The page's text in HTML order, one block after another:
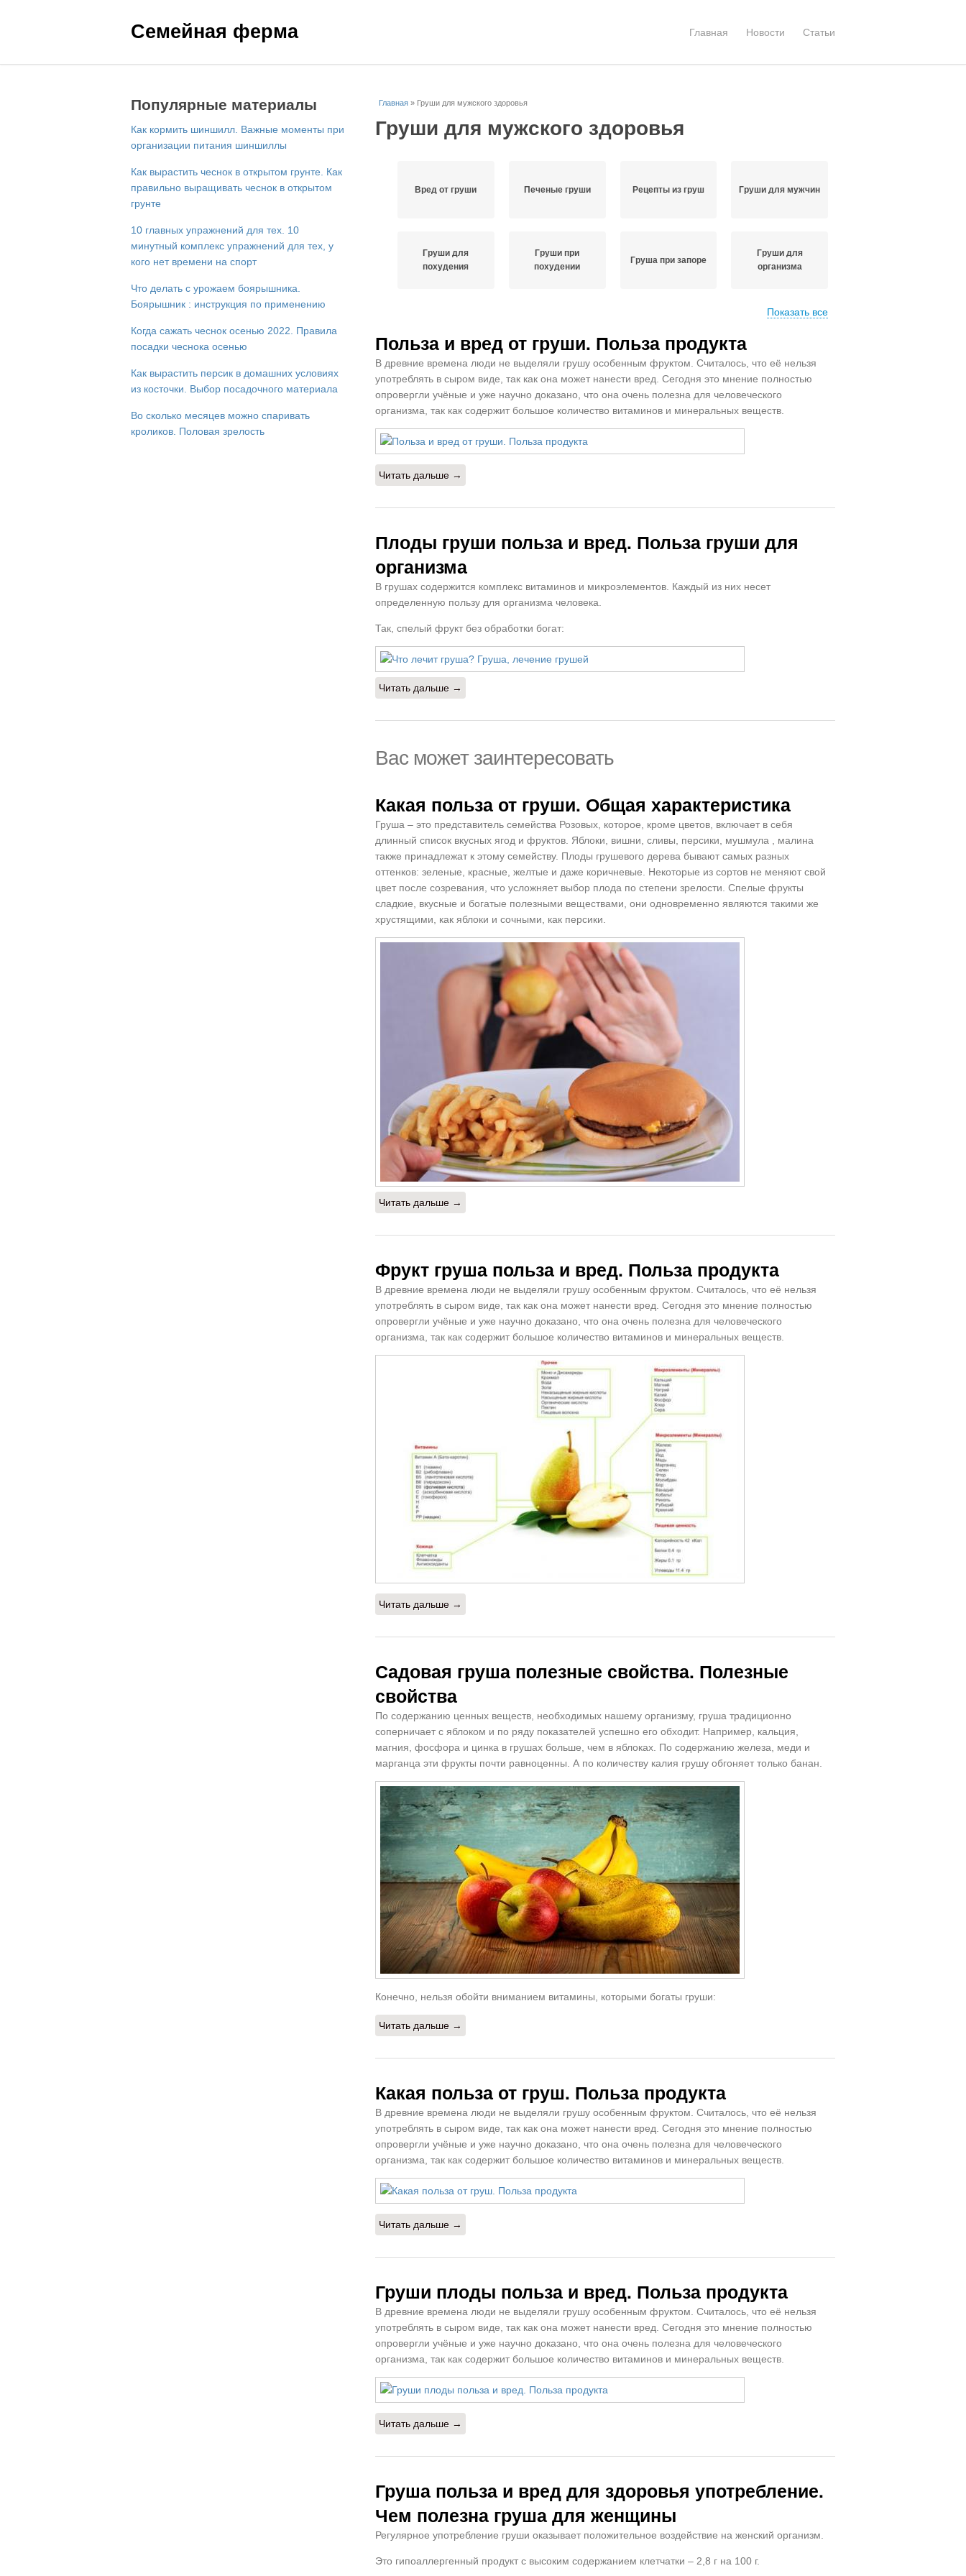
Семейная ферма Главная Новости Статьи
Главная » Груши для мужского здоровья
Груши для мужского здоровья
Вред от груши Печеные груши Рецепты из груш Груши для мужчин
Груши для
похудения
Груши при
похудении
Груша при запоре
Груши для
организма
Показать все
Польза и вред от груши. Польза продукта
В древние времена люди не выделяли грушу особенным фруктом. Считалось, что её нельзя
употреблять в сыром виде, так как она может нанести вред. Сегодня это мнение полностью
опровергли учёные и уже научно доказано, что она очень полезна для человеческого
организма, так как содержит большое количество витаминов и минеральных веществ.
Читать дальше →
Плоды груши польза и вред. Польза груши для
организма
В грушах содержится комплекс витаминов и микроэлементов. Каждый из них несет
определенную пользу для организма человека.
Так, спелый фрукт без обработки богат:
Читать дальше →
Вас может заинтересовать
Какая польза от груши. Общая характеристика
Груша – это представитель семейства Розовых, которое, кроме цветов, включает в себя
длинный список вкусных ягод и фруктов. Яблоки, вишни, сливы, персики, мушмула , малина
также принадлежат к этому семейству. Плоды грушевого дерева бывают самых разных
оттенков: зеленые, красные, желтые и даже коричневые. Некоторые из сортов не меняют свой
цвет после созревания, что усложняет выбор плода по степени зрелости. Спелые фрукты
сладкие, вкусные и богатые полезными веществами, они одновременно являются такими же
хрустящими, как яблоки и сочными, как персики.
Читать дальше →
Фрукт груша польза и вред. Польза продукта
В древние времена люди не выделяли грушу особенным фруктом. Считалось, что её нельзя
употреблять в сыром виде, так как она может нанести вред. Сегодня это мнение полностью
опровергли учёные и уже научно доказано, что она очень полезна для человеческого
организма, так как содержит большое количество витаминов и минеральных веществ.
Читать дальше →
Садовая груша полезные свойства. Полезные
свойства
По содержанию ценных веществ, необходимых нашему организму, груша традиционно
соперничает с яблоком и по ряду показателей успешно его обходит. Например, кальция,
магния, фосфора и цинка в грушах больше, чем в яблоках. По содержанию железа, меди и
марганца эти фрукты почти равноценны. А по количеству калия грушу обгоняет только банан.
Конечно, нельзя обойти вниманием витамины, которыми богаты груши:
Читать дальше →
Какая польза от груш. Польза продукта
В древние времена люди не выделяли грушу особенным фруктом. Считалось, что её нельзя
употреблять в сыром виде, так как она может нанести вред. Сегодня это мнение полностью
опровергли учёные и уже научно доказано, что она очень полезна для человеческого
организма, так как содержит большое количество витаминов и минеральных веществ.
Читать дальше →
Груши плоды польза и вред. Польза продукта
В древние времена люди не выделяли грушу особенным фруктом. Считалось, что её нельзя
употреблять в сыром виде, так как она может нанести вред. Сегодня это мнение полностью
опровергли учёные и уже научно доказано, что она очень полезна для человеческого
организма, так как содержит большое количество витаминов и минеральных веществ.
Читать дальше →
Груша польза и вред для здоровья употребление.
Чем полезна груша для женщины
Регулярное употребление груши оказывает положительное воздействие на женский организм.
Это гипоаллергенный продукт с высоким содержанием клетчатки – 2,8 г на 100 г.
Популярные материалы
Как кормить шиншилл. Важные моменты при
организации питания шиншиллы
Как вырастить чеснок в открытом грунте. Как
правильно выращивать чеснок в открытом
грунте
10 главных упражнений для тех. 10
минутный комплекс упражнений для тех, у
кого нет времени на спорт
Что делать с урожаем боярышника.
Боярышник : инструкция по применению
Когда сажать чеснок осенью 2022. Правила
посадки чеснока осенью
Как вырастить персик в домашних условиях
из косточки. Выбор посадочного материала
Во сколько месяцев можно спаривать
кроликов. Половая зрелость